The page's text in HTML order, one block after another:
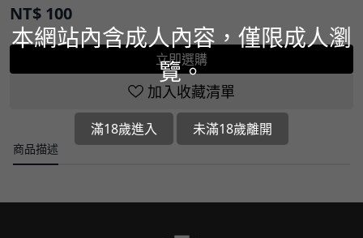
NT$ 100
立即選購
加入收藏清單
商品描述
本網站內含成人內容，僅限成人瀏
覽。
滿18歲進入 未滿18歲離開